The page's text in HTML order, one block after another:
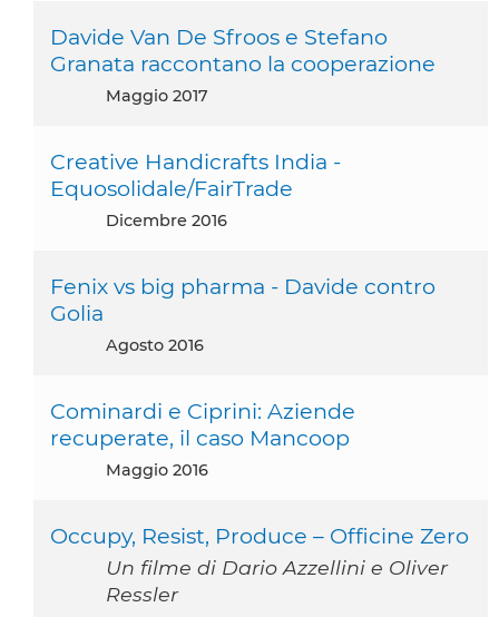
Davide Van De Sfroos e Stefano
Granata raccontano la cooperazione
maggio 2017
Creative Handicrafts India -
Equosolidale/FairTrade
dicembre 2016
Fenix vs big pharma - Davide contro
Golia
agosto 2016
Cominardi e Ciprini: Aziende
recuperate, il caso Mancoop
maggio 2016
Occupy, Resist, Produce – Officine Zero
Un filme di Dario Azzellini e Oliver
Ressler